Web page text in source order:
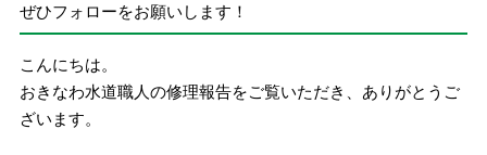
ぜひフォローをお願いします！
こんにちは。
おきなわ水道職人の修理報告をご覧いただき、ありがとうご
ざいます。